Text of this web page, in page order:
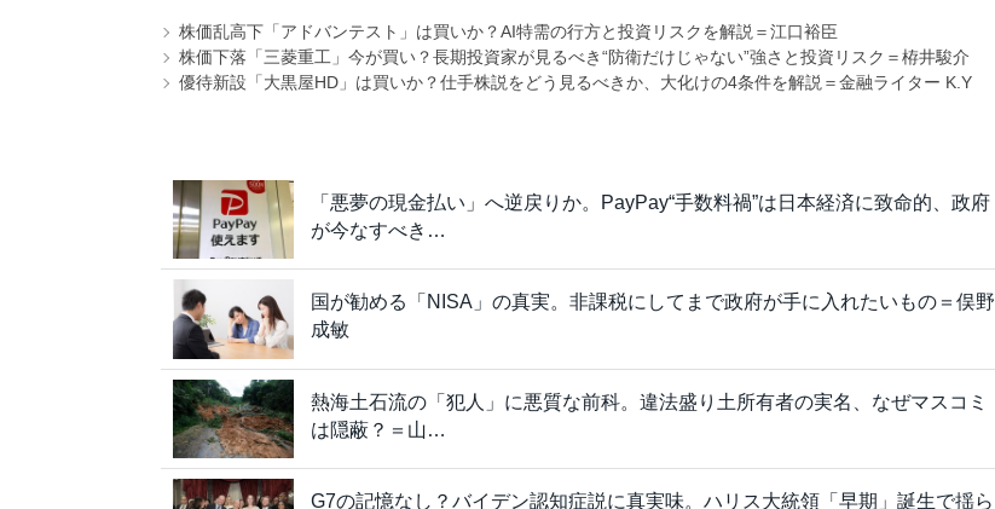
株価乱高下「アドバンテスト」は買いか？AI特需の行方と投資リスクを解説＝江口裕臣
株価下落「三菱重工」今が買い？長期投資家が見るべき“防衛だけじゃない”強さと投資リスク＝栫井駿介
優待新設「大黒屋HD」は買いか？仕手株説をどう見るべきか、大化けの4条件を解説＝金融ライター K.Y
「悪夢の現金払い」へ逆戻りか。PayPay“手数料禍”は日本経済に致命的、政府
が今なすべき…
国が勧める「NISA」の真実。非課税にしてまで政府が手に入れたいもの＝俣野
成敏
熱海土石流の「犯人」に悪質な前科。違法盛り土所有者の実名、なぜマスコミ
は隠蔽？＝山…
G7の記憶なし？バイデン認知症説に真実味。ハリス大統領「早期」誕生で揺ら